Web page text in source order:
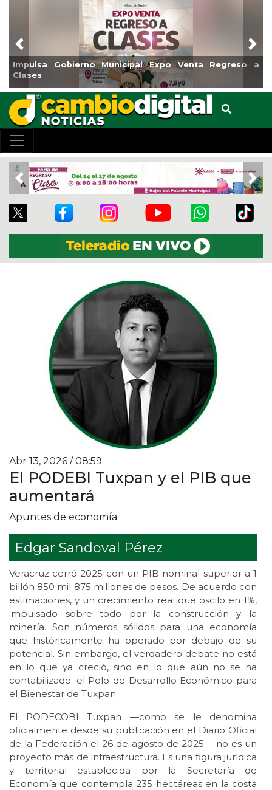
a
Reabrirá Coatzacoalcos la Alberca Semiolímpica
Centro
Previous
Previous
Abr 13, 2026 / 08:59
El PODEBI Tuxpan y el PIB que
aumentará
Apuntes de economía
Edgar Sandoval Pérez
Veracruz cerró 2025 con un PIB nominal superior a 1
billón 850 mil 875 millones de pesos. De acuerdo con
estimaciones, y un crecimiento real que oscilo en 1%,
impulsado sobre todo por la construcción y la
minería. Son números sólidos para una economía
que históricamente ha operado por debajo de su
potencial. Sin embargo, el verdadero debate no está
en lo que ya creció, sino en lo que aún no se ha
contabilizado: el Polo de Desarrollo Económico para
el Bienestar de Tuxpan.
El PODECOBI Tuxpan —como se le denomina
oficialmente desde su publicación en el Diario Oficial
de la Federación el 26 de agosto de 2025— no es un
proyecto más de infraestructura. Es una figura jurídica
y territorial establecida por la Secretaría de
Economía que contempla 235 hectáreas en la costa